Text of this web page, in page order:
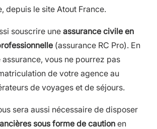
depuis le site Atout France.
souscrire une assurance civile en
(assurance RC Pro). En
vous ne pourrez pas
de votre agence au
de voyages et de séjours.
sera aussi nécessaire de disposer
sous forme de cautionen